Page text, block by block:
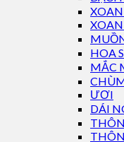
HOA
MẮC
ƯƠI
DÁI